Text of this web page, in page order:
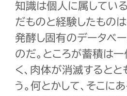
知識は個人に属してい
だものと経験したもの
発酵し固有のデータベ
のだ。ところが蓄積は
く、肉体が消滅すると
う。何とかして、そこに